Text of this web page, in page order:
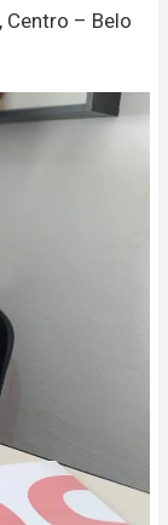
Centro – Belo